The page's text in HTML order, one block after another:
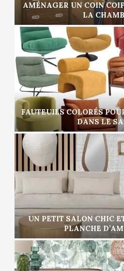
AMÉNAGER UN COIN
LA
FAUTEUILS COLORÉS
DANS LE
UN PETIT SALON CHIC
PLANCHE